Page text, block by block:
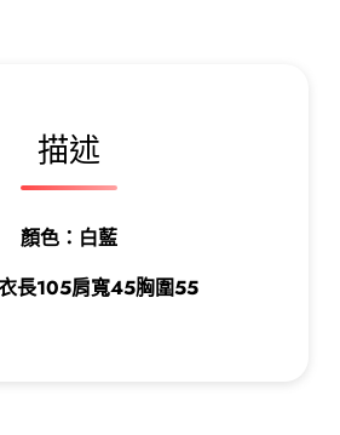
描述
顏色：白藍
長105肩寬45胸圍55